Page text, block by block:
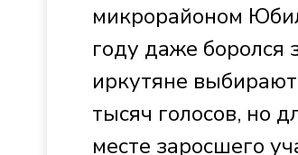
микрорайоном
году даже боролся
иркутяне
тысяч голосов, но
месте заросшего